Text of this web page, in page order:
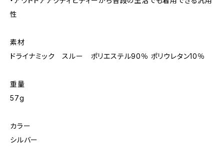
性
素材
ドライナミック スルー ポリエステル90％ ポリウレタン10％
重量
57g
カラー
シルバー